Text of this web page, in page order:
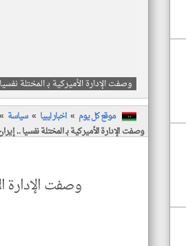
وصفت الإدارة الأميركية بـ المختلة
موقع كل يوم اخبار ليبيا سياسة
وصفت الإدارة الأميركية بـ المختلة نفسيا
وصفت الإدارة